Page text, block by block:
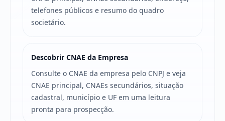
telefones públicos e resumo do quadro
societário.
Descobrir CNAE da Empresa
Consulte o CNAE da empresa pelo CNPJ e veja
CNAE principal, CNAEs secundários, situação
cadastral, município e UF em uma leitura
pronta para prospecção.